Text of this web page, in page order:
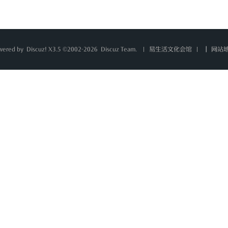
by Discuz! X3.5 ©2002-2026 Discuz Team. 易生活文化会馆 网站